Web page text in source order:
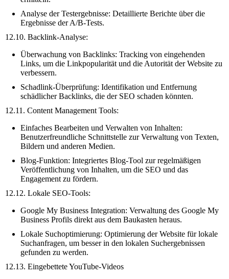
Analyse der Testergebnisse: Detaillierte Berichte über die
Ergebnisse der A/B-Tests.
12.10. Backlink-Analyse:
Überwachung von Backlinks: Tracking von eingehenden
Links, um die Linkpopularität und die Autorität der Website zu
verbessern.
Schadlink-Überprüfung: Identifikation und Entfernung
schädlicher Backlinks, die der SEO schaden könnten.
12.11. Content Management Tools:
Einfaches Bearbeiten und Verwalten von Inhalten:
Benutzerfreundliche Schnittstelle zur Verwaltung von Texten,
Bildern und anderen Medien.
Blog-Funktion: Integriertes Blog-Tool zur regelmäßigen
Veröffentlichung von Inhalten, um die SEO und das
Engagement zu fördern.
12.12. Lokale SEO-Tools:
Google My Business Integration: Verwaltung des Google My
Business Profils direkt aus dem Baukasten heraus.
Lokale Suchoptimierung: Optimierung der Website für lokale
Suchanfragen, um besser in den lokalen Suchergebnissen
gefunden zu werden.
12.13. Eingebettete YouTube-Videos